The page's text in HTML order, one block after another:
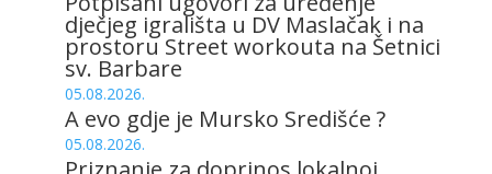
dječjeg igrališta u DV Maslačak i na
prostoru Street workouta na Šetnici
sv. Barbare
05.08.2026.
A evo gdje je Mursko Središće ?
05.08.2026.